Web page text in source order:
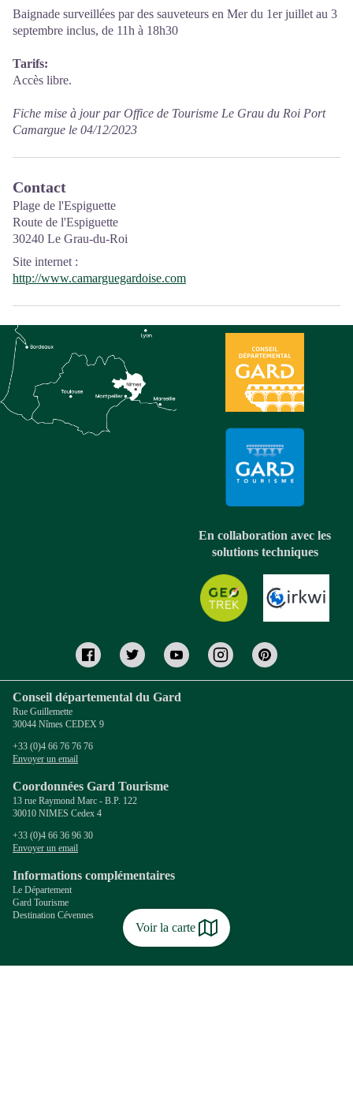
Voir la carte
Baignade surveillées par des sauveteurs en Mer du 1er juillet au 3
septembre inclus, de 11h à 18h30
Tarifs:
Accès libre.
Fiche mise à jour par Office de Tourisme Le Grau du Roi Port
Camargue le 04/12/2023
Contact
Plage de l'Espiguette
Route de l'Espiguette
30240 Le Grau-du-Roi
Site internet :
http://www.camarguegardoise.com
En collaboration avec les
solutions techniques
Conseil départemental du Gard
Rue Guillemette
30044 Nîmes CEDEX 9
+33 (0)4 66 76 76 76
Envoyer un email
Coordonnées Gard Tourisme
13 rue Raymond Marc - B.P. 122
30010 NIMES Cedex 4
+33 (0)4 66 36 96 30
Envoyer un email
Informations complémentaires
Le Département
Gard Tourisme
Destination Cévennes